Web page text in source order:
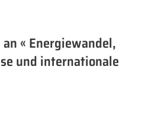
« Energiewandel,
und internationale